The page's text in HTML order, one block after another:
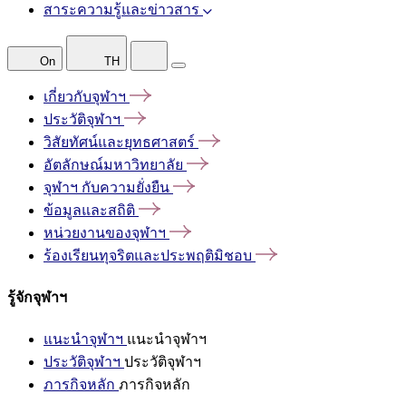
สาระความรู้และข่าวสาร
On TH
เกี่ยวกับจุฬาฯ
ประวัติจุฬาฯ
วิสัยทัศน์และยุทธศาสตร์
อัตลักษณ์มหาวิทยาลัย
จุฬาฯ กับความยั่งยืน
ข้อมูลและสถิติ
หน่วยงานของจุฬาฯ
ร้องเรียนทุจริตและประพฤติมิชอบ
รู้จักจุฬาฯ
แนะนำจุฬาฯ แนะนำจุฬาฯ
ประวัติจุฬาฯ ประวัติจุฬาฯ
ภารกิจหลัก ภารกิจหลัก